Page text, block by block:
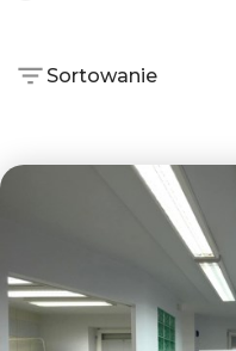
Sortowanie